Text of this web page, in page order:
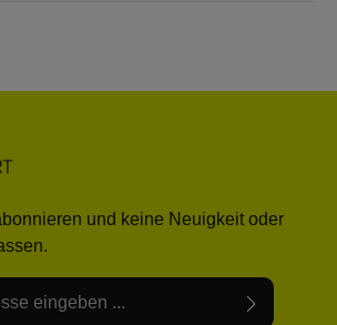
und keine Neuigkeit oder